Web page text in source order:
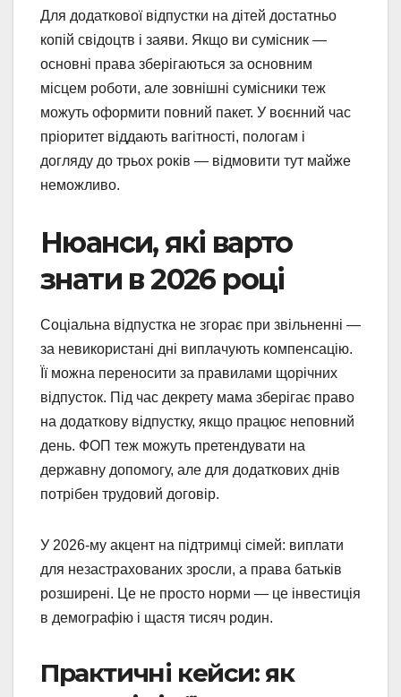
Для додаткової відпустки на дітей достатньо
копій свідоцтв і заяви. Якщо ви сумісник —
основні права зберігаються за основним
місцем роботи, але зовнішні сумісники теж
можуть оформити повний пакет. У воєнний час
пріоритет віддають вагітності, пологам і
догляду до трьох років — відмовити тут майже
неможливо.
Нюанси, які варто
знати в 2026 році
Соціальна відпустка не згорає при звільненні —
за невикористані дні виплачують компенсацію.
Її можна переносити за правилами щорічних
відпусток. Під час декрету мама зберігає право
на додаткову відпустку, якщо працює неповний
день. ФОП теж можуть претендувати на
державну допомогу, але для додаткових днів
потрібен трудовий договір.
У 2026-му акцент на підтримці сімей: виплати
для незастрахованих зросли, а права батьків
розширені. Це не просто норми — це інвестиція
в демографію і щастя тисяч родин.
Практичні кейси: як